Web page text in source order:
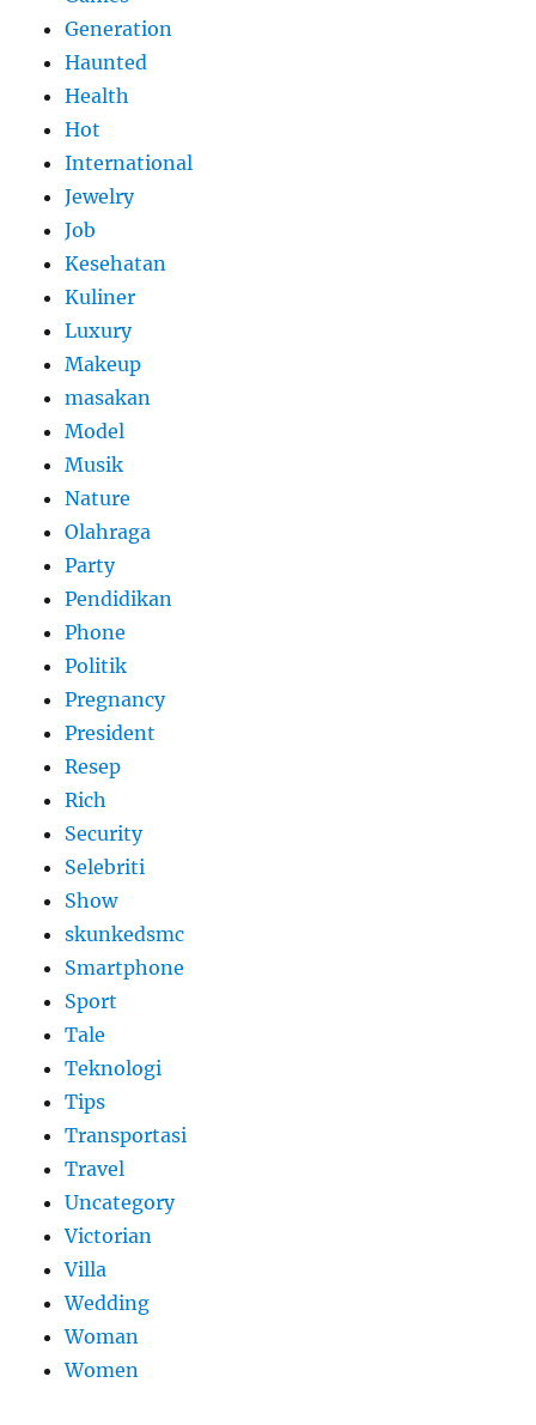
Generation
Haunted
Health
Hot
International
Jewelry
Job
Kesehatan
Kuliner
Luxury
Makeup
masakan
Model
Musik
Nature
Olahraga
Party
Pendidikan
Phone
Politik
Pregnancy
President
Resep
Rich
Security
Selebriti
Show
skunkedsmc
Smartphone
Sport
Tale
Teknologi
Tips
Transportasi
Travel
Uncategory
Victorian
Villa
Wedding
Woman
Women